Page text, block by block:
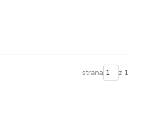
strana z 1